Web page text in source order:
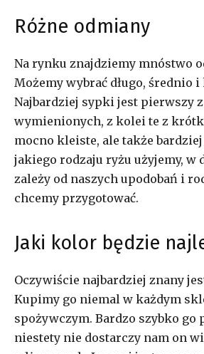
Różne odmiany
Na rynku znajdziemy mnóstwo
Możemy wybrać długo, średnio
Najbardziej sypki jest pierwszy
wymienionych, z kolei te z
mocno kleiste, ale także
jakiego rodzaju ryżu użyjemy, w
zależy od naszych upodobań i
chcemy przygotować.
Jaki kolor będzie
Oczywiście najbardziej znany
Kupimy go niemal w każdym
spożywczym. Bardzo szybko go
niestety nie dostarczy nam on